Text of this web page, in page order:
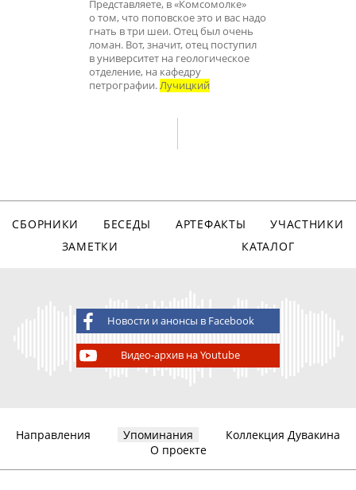
Представляете, в «Комсомолке»
о том, что поповское это и вас надо
гнать в три шеи. Отец был очень
ломан. Вот, значит, отец поступил
в университет на геологическое
отделение, на кафедру
петрографии.Лучицкий
СБОРНИКИ БЕСЕДЫ АРТЕФАКТЫ
УЧАСТНИКИ
ЗАМЕТКИ
КАТАЛОГ
Новости и анонсы в Facebook
Видео-архив на Youtube
Направления Упоминания
Коллекция Дувакина
О проекте